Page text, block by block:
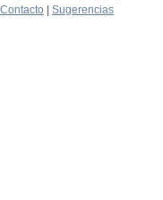
Contacto
Sugerencias